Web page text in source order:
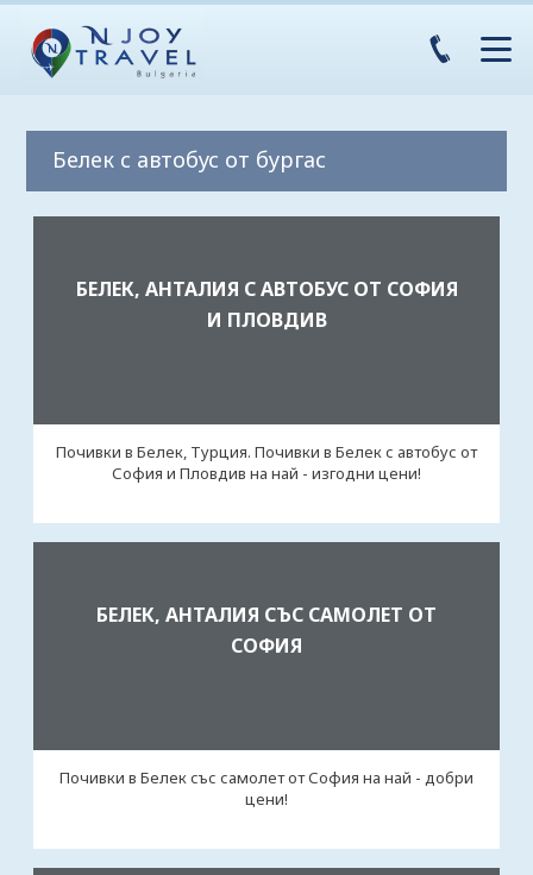
Белек с автобус от бургас
БЕЛЕК, АНТАЛИЯ С АВТОБУС ОТ СОФИЯ
И ПЛОВДИВ
Почивки в Белек, Турция. Почивки в Белек с автобус от
София и Пловдив на най - изгодни цени!
БЕЛЕК, АНТАЛИЯ СЪС САМОЛЕТ ОТ
СОФИЯ
Почивки в Белек със самолет от София на най - добри
цени!